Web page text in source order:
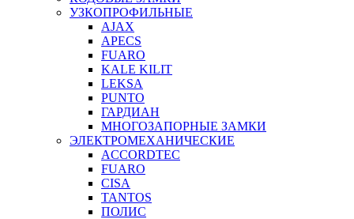
УЗКОПРОФИЛЬНЫЕ
AJAX
APECS
FUARO
KALE KILIT
LEKSA
PUNTO
ГАРДИАН
МНОГОЗАПОРНЫЕ ЗАМКИ
ЭЛЕКТРОМЕХАНИЧЕСКИЕ
ACCORDTEC
FUARO
CISA
TANTOS
ПОЛИС